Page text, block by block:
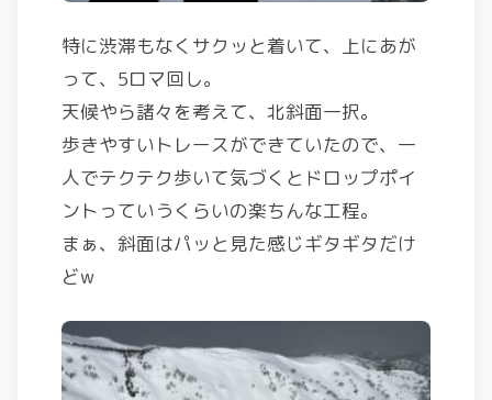
特に渋滞もなくサクッと着いて、上にあが
って、5ロマ回し。
天候やら諸々を考えて、北斜面一択。
歩きやすいトレースができていたので、一
人でテクテク歩いて気づくとドロップポイ
ントっていうくらいの楽ちんな工程。
まぁ、斜面はパッと見た感じギタギタだけ
どw